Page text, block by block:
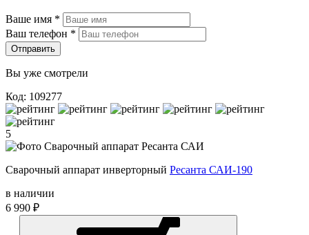
Ваше имя *
Ваш телефон *
Отправить
Вы уже смотрели
Код: 109277
5
Сварочный аппарат инверторный Ресанта САИ-190
в наличии
6 990 ₽